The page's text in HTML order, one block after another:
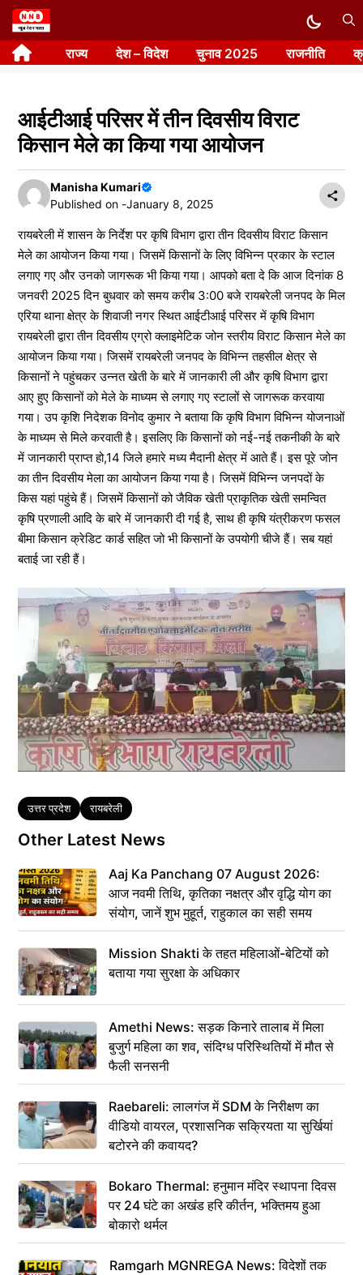
Skip
to
content राज्य देश – विदेश चुनाव 2025 राजनीति
आईटीआई परिसर में तीन दिवसीय विराट
किसान मेले का किया गया आयोजन
Manisha Kumari
Published on -January 8, 2025
रायबरेली में शासन के निर्देश पर कृषि विभाग द्वारा तीन दिवसीय विराट किसान
मेले का आयोजन किया गया। जिसमें किसानों के लिए विभिन्न प्रकार के स्टाल
लगाए गए और उनको जागरूक भी किया गया। आपको बता दे कि आज दिनांक 8
जनवरी 2025 दिन बुधवार को समय करीब 3:00 बजे रायबरेली जनपद के मिल
एरिया थाना क्षेत्र के शिवाजी नगर स्थित आईटीआई परिसर में कृषि विभाग
रायबरेली द्वारा तीन दिवसीय एग्रो क्लाइमेटिक जोन स्तरीय विराट किसान मेले का
आयोजन किया गया। जिसमें रायबरेली जनपद के विभिन्न तहसील क्षेत्र से
किसानों ने पहुंचकर उन्नत खेती के बारे में जानकारी ली और कृषि विभाग द्वारा
आए हुए किसानों को मेले के माध्यम से लगाए गए स्टालों से जागरूक करवाया
गया। उप कृशि निदेशक विनोद कुमार ने बताया कि कृषि विभाग विभिन्न योजनाओं
के माध्यम से मिले करवाती है। इसलिए कि किसानों को नई-नई तकनीकी के बारे
में जानकारी प्राप्त हो,14 जिले हमारे मध्य मैदानी क्षेत्र में आते हैं। इस पूरे जोन
का तीन दिवसीय मेला का आयोजन किया गया है। जिसमें विभिन्न जनपदों के
किस यहां पहुंचे हैं। जिसमें किसानों को जैविक खेती प्राकृतिक खेती समन्वित
कृषि प्रणाली आदि के बारे में जानकारी दी गई है, साथ ही कृषि यंत्रीकरण फसल
बीमा किसान क्रेडिट कार्ड सहित जो भी किसानों के उपयोगी चीजे हैं। सब यहां
बताई जा रही हैं।
Tags
उत्तर प्रदेश रायबरेली
Other Latest News
Aaj Ka Panchang 07 August 2026:
आज नवमी तिथि, कृतिका नक्षत्र और वृद्धि योग का
संयोग, जानें शुभ मुहूर्त, राहुकाल का सही समय
Mission Shakti के तहत महिलाओं-बेटियों को
बताया गया सुरक्षा के अधिकार
Amethi News: सड़क किनारे तालाब में मिला
बुजुर्ग महिला का शव, संदिग्ध परिस्थितियों में मौत से
फैली सनसनी
Raebareli: लालगंज में SDM के निरीक्षण का
वीडियो वायरल, प्रशासनिक सक्रियता या सुर्खियां
बटोरने की कवायद?
Bokaro Thermal: हनुमान मंदिर स्थापना दिवस
पर 24 घंटे का अखंड हरि कीर्तन, भक्तिमय हुआ
बोकारो थर्मल
Ramgarh MGNREGA News: विदेशों तक